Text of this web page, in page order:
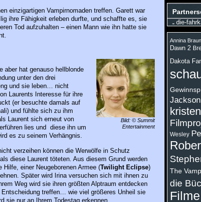
einzigartigen Vampirnomaden treffen. Garett war
ihre Fähigkeit erleben durfte, und schaffte es, sie
Tod aufzuhalten – einen Mann wie ihn hatte sie
Bild: © Summit
Entertainment
aber hat genauso hellblonde
unter den drei
und sie leben… nicht
Laurents Interesse für ihre
(er besuchte damals auf
und fühlte sich zu ihm
Laurent sich erneut von
lies und diese ihn um
es zu seinem Verhängnis.
verzeihen können die Werwölfe in Schutz
diese Laurent töteten. Aus diesem Grund werden
Hilfe, einer Neugeborenen Armee (Twilight Eclipse)
Später wird Irina versuchen sich mit ihnen zu
Weg wird sie ihren größten Alptraum entdecken
Entscheidung treffen… wie viel größeres Unheil sie
sie nur an Ihrem Todestag erkennen.
die-
Annina
Dawn 2
Dakota
Wesley
The
die
Filme